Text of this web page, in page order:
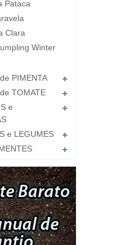
Pataca
Clara
Winter
PIMENTA
TOMATE
e
e LEGUMES